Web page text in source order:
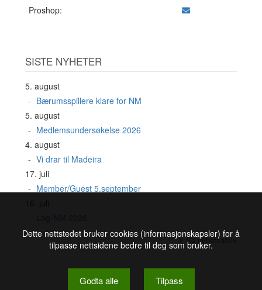
Proshop:
SISTE NYHETER
5. august
Bærumsspillere klare for NM
5. august
Medlemsundersøkelse 2026
4. august
Vi drar til Madeira
17. juli
Member/Guest 5.september
Se nyhetsarkiv
Dette nettstedet bruker cookies (informasjonskapsler) for å
tilpasse nettsidene bedre til deg som bruker.
Godta alle Tilpass